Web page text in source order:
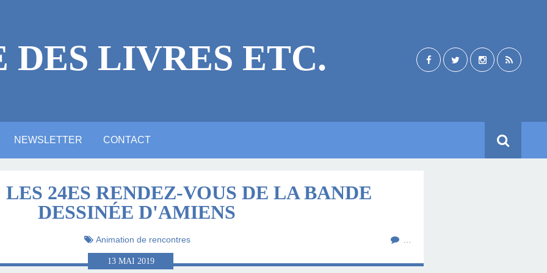
DES LIVRES ETC.
LITTÉRAIRE
NEWSLETTER CONTACT
24ES RENDEZ-VOUS DE LA BANDE
DESSINÉE D'AMIENS
Animation de rencontres …
13 MAI 2019